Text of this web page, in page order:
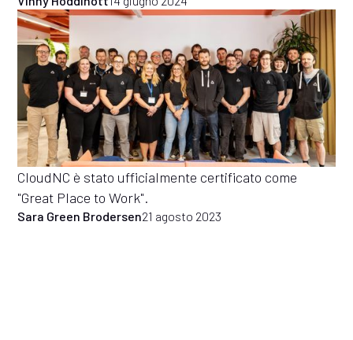
CloudNC è stato ufficialmente certificato come
"Great Place to Work".
Sara Green Brodersen21 agosto 2023